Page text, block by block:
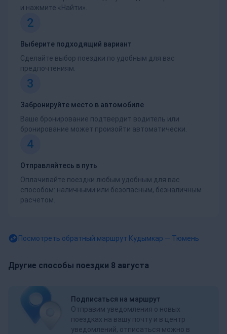
и нажмите «Найти».
2
Выберите подходящий вариант
Сделайте выбор поездки по удобным для вас
предпочтениям.
3
Забронируйте место в автомобиле
Ваше бронирование подтвердит водитель или
бронирование может произойти автоматически.
4
Отправляйтесь в путь
Оплачивайте поездки любым удобным для вас
способом: наличными или безопасным, безналичным
расчетом.
Посмотреть обратный маршрут Кудымкар — Тюмень
Другие способы поездки 8 августа
Подписаться на маршрут
Отправим уведомления о новых
поездках на вашу почту и в центр
уведомлений, отписаться можно в